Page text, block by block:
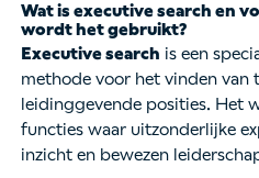
Wat is executive search en
wordt het gebruikt?
Executive search is een
methode voor het vinden van
leidinggevende posities. Het
functies waar uitzonderlijke
inzicht en bewezen